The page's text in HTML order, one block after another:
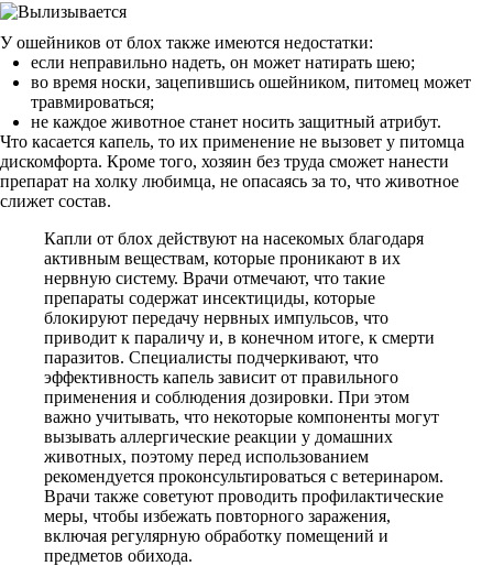
У ошейников от блох также имеются недостатки:
если неправильно надеть, он может натирать шею;
во время носки, зацепившись ошейником, питомец может
травмироваться;
не каждое животное станет носить защитный атрибут.
Что касается капель, то их применение не вызовет у питомца
дискомфорта. Кроме того, хозяин без труда сможет нанести
препарат на холку любимца, не опасаясь за то, что животное
слижет состав.
Капли от блох действуют на насекомых благодаря
активным веществам, которые проникают в их
нервную систему. Врачи отмечают, что такие
препараты содержат инсектициды, которые
блокируют передачу нервных импульсов, что
приводит к параличу и, в конечном итоге, к смерти
паразитов. Специалисты подчеркивают, что
эффективность капель зависит от правильного
применения и соблюдения дозировки. При этом
важно учитывать, что некоторые компоненты могут
вызывать аллергические реакции у домашних
животных, поэтому перед использованием
рекомендуется проконсультироваться с ветеринаром.
Врачи также советуют проводить профилактические
меры, чтобы избежать повторного заражения,
включая регулярную обработку помещений и
предметов обихода.